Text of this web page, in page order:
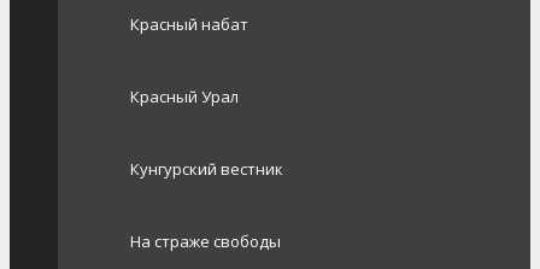
Красный набат
Красный Урал
Кунгурский вестник
На страже свободы